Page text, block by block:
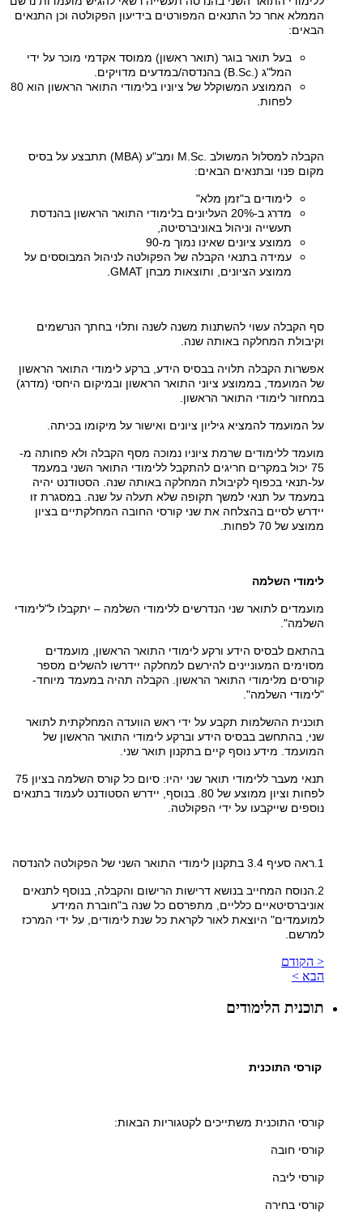
הממלא אחר כל התנאים המפורטים בידיעון הפקולטה וכן התנאים
הבאים:
בעל תואר בוגר (תואר ראשון) ממוסד אקדמי מוכר על ידי
המל"ג (. (B.Sc בהנדסה/במדעים מדויקים.
הממוצע המשוקלל של ציוניו בלימודי התואר הראשון הוא 80
לפחות.
הקבלה למסלול המשולב M.Sc. ומב"ע (MBA) תתבצע על בסיס
מקום פנוי ובתנאים הבאים:
לימודים ב"זמן מלא"
מדרג ב-20% העליונים בלימודי התואר הראשון בהנדסת
תעשייה וניהול באוניברסיטה,
ממוצע ציונים שאינו נמוך מ-90
עמידה בתנאי הקבלה של הפקולטה לניהול המבוססים על
ממוצע הציונים, ותוצאות מבחן GMAT
סף הקבלה עשוי להשתנות משנה לשנה ותלוי בחתך הנרשמים
וקיבולת המחלקה באותה שנה.
אפשרות הקבלה תלויה בבסיס הידע, ברקע לימודי התואר הראשון
של המועמד, בממוצע ציוני התואר הראשון ובמיקום היחסי (מדרג)
במחזור לימודי התואר הראשון.
על המועמד להמציא גיליון ציונים ואישור על מיקומו בכיתה.
מועמד ללימודים שרמת ציוניו נמוכה מסף הקבלה ולא פחותה מ-
75 יכול במקרים חריגים להתקבל ללימודי התואר השני במעמד
על-תנאי בכפוף לקיבולת המחלקה באותה שנה. הסטודנט יהיה
במעמד על תנאי למשך תקופה שלא תעלה על שנה. במסגרת זו
יידרש לסיים בהצלחה את שני קורסי החובה המחלקתיים בציון
ממוצע של 70 לפחות.
לימודי השלמה
מועמדים לתואר שני הנדרשים ללימודי השלמה – יתקבלו ל"לימודי
השלמה".
בהתאם לבסיס הידע ורקע לימודי התואר הראשון, מועמדים
מסוימים המעוניינים להירשם למחלקה יידרשו להשלים מספר
קורסים מלימודי התואר הראשון. הקבלה תהיה במעמד מיוחד-
"לימודי השלמה".
תוכנית ההשלמות תקבע על ידי ראש הוועדה המחלקתית לתואר
שני, בהתחשב בבסיס הידע וברקע לימודי התואר הראשון של
המועמד. מידע נוסף קיים בתקנון תואר שני.
תנאי מעבר ללימודי תואר שני יהיו: סיום כל קורס השלמה בציון 75
לפחות וציון ממוצע של 80. בנוסף, יידרש הסטודנט לעמוד בתנאים
נוספים שייקבעו על ידי הפקולטה.
1.ראה סעיף 3.4 בתקנון לימודי התואר השני של הפקולטה להנדסה
2.הנוסח המחייב בנושא דרישות הרישום והקבלה, בנוסף לתנאים
אוניברסיטאיים כלליים, מתפרסם כל שנה ב"חוברת המידע
למועמדים" היוצאת לאור לקראת כל שנת לימודים, על ידי המרכז
למרשם.
< הקודם
הבא >
תוכנית הלימודים
קורסי התוכנית
קורסי התוכנית משתייכים לקטגוריות הבאות:
קורסי חובה
קורסי ליבה
קורסי בחירה